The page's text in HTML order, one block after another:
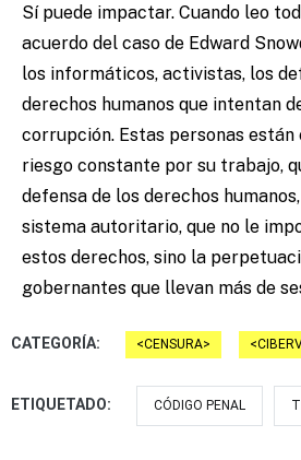
Sí puede impactar. Cuando leo
acuerdo del caso de Edward
los informáticos, activistas, los
derechos humanos que intentan
corrupción. Estas personas están
riesgo constante por su trabajo,
defensa de los derechos
sistema autoritario, que no le
estos derechos, sino la
gobernantes que llevan más de
CATEGORÍA: CENSURA
ETIQUETADO: CÓDIGO PENAL